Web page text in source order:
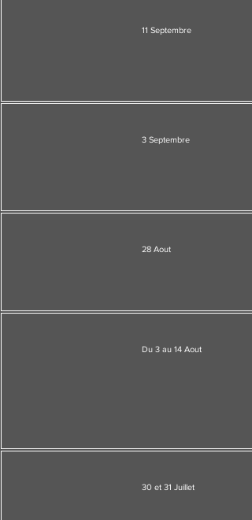
11 Septembre
3 Septembre
28 Aout
Du 3 au 14 Aout
30 et 31 Juillet